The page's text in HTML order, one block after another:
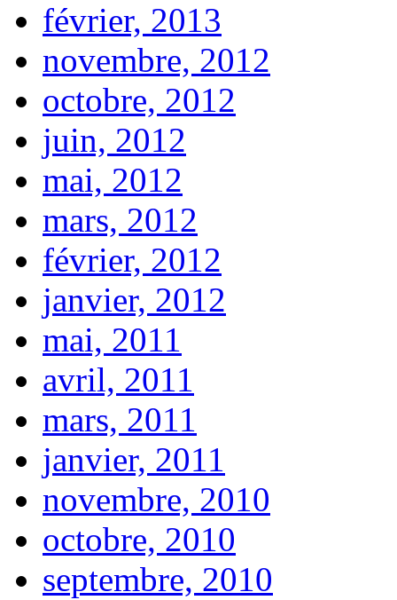
février, 2013
novembre, 2012
octobre, 2012
juin, 2012
mai, 2012
mars, 2012
février, 2012
janvier, 2012
mai, 2011
avril, 2011
mars, 2011
janvier, 2011
novembre, 2010
octobre, 2010
septembre, 2010